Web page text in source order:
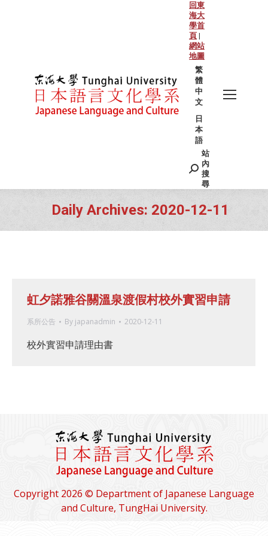
回東
海大
學首
頁 |
網站
地圖
繁
體
中
文
日
本
語
Search:
站
內
搜
尋
Daily Archives: 2020-12-11
You are here:
虹夕諾雅谷關溫泉渡假村校外實習申請
系所公告 By japanadmin 2020-12-11
校外實習申請理由書
Copyright 2026 © Department of Japanese Language
and Culture, TungHai University.